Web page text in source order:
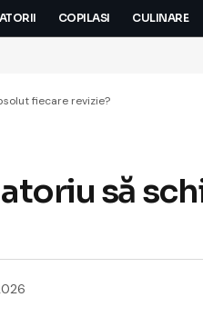
COPILASI CULINARE
fiecare revizie?
să